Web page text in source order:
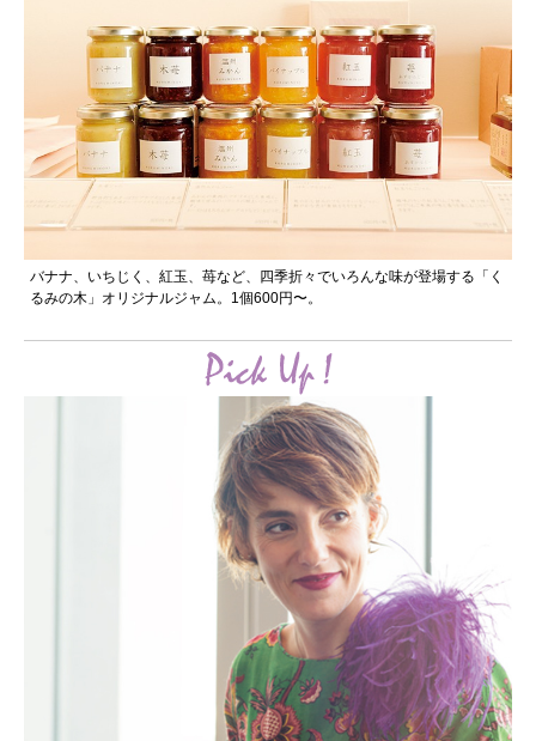
バナナ、いちじく、紅玉、苺など、四季折々でいろんな味が登場する「く
るみの木」オリジナルジャム。1個600円〜。